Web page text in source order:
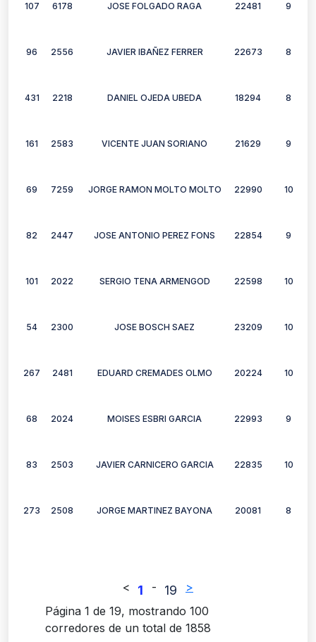
107 6178 JOSE FOLGADO RAGA 22481 9
96 2556 JAVIER IBAÑEZ FERRER 22673 8
431 2218 DANIEL OJEDA UBEDA 18294 8
161 2583 VICENTE JUAN SORIANO 21629 9
69 7259 JORGE RAMON MOLTO MOLTO 22990 10
82 2447 JOSE ANTONIO PEREZ FONS 22854 9
101 2022 SERGIO TENA ARMENGOD 22598 10
54 2300 JOSE BOSCH SAEZ 23209 10
267 2481 EDUARD CREMADES OLMO 20224 10
68 2024 MOISES ESBRI GARCIA 22993 9
83 2503 JAVIER CARNICERO GARCIA 22835 10
273 2508 JORGE MARTINEZ BAYONA 20081 8
< 1 - 19
>
Página 1 de 19, mostrando 100
corredores de un total de 1858